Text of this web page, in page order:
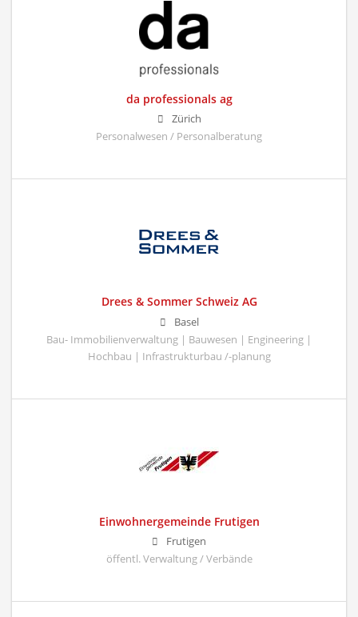
da professionals ag
Zürich
Personalwesen / Personalberatung
Drees & Sommer Schweiz AG
Basel
Bau- Immobilienverwaltung | Bauwesen | Engineering |
Hochbau | Infrastrukturbau /-planung
Einwohnergemeinde Frutigen
Frutigen
öffentl. Verwaltung / Verbände